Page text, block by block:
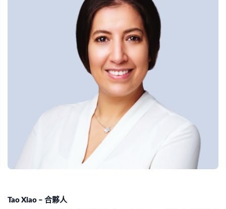
Tao Xiao – 合夥人